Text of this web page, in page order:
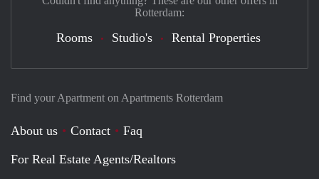
Find your Apartment on Apartments Rotterdam
About us Contact
Faq
For Real Estate Agents/Realtors
Rotterdam:
Rooms Studio's Rental Properties